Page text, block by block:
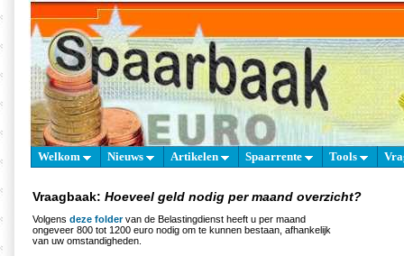
Welkom Nieuws Artikelen Spaarrente Tools
Vraagbaak: Hoeveel geld nodig per maand overzicht?
Volgens deze foldervan de Belastingdienst heeft u per maand
ongeveer 800 tot 1200 euro nodig om te kunnen bestaan, afhankelijk
van uw omstandigheden.